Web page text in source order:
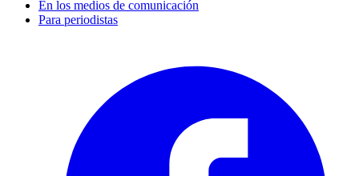
En los medios de comunicación
Para periodistas